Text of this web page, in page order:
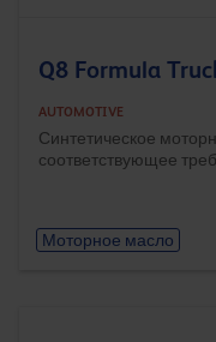
Q8 Formula
AUTOMOTIVE
Синтетическое
соответствующее
Моторное масло